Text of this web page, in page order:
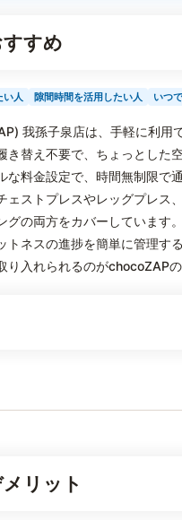
すめ
い人 隙間時間を活用したい人 いつ
我孫子泉店は、手軽に利用
き替え不要で、ちょっとし
な料金設定で、時間無制限で
ェストプレスやレッグプレス
グの両方をカバーしています
トネスの進捗を簡単に管理す
り入れられるのがchocoZAP
リット